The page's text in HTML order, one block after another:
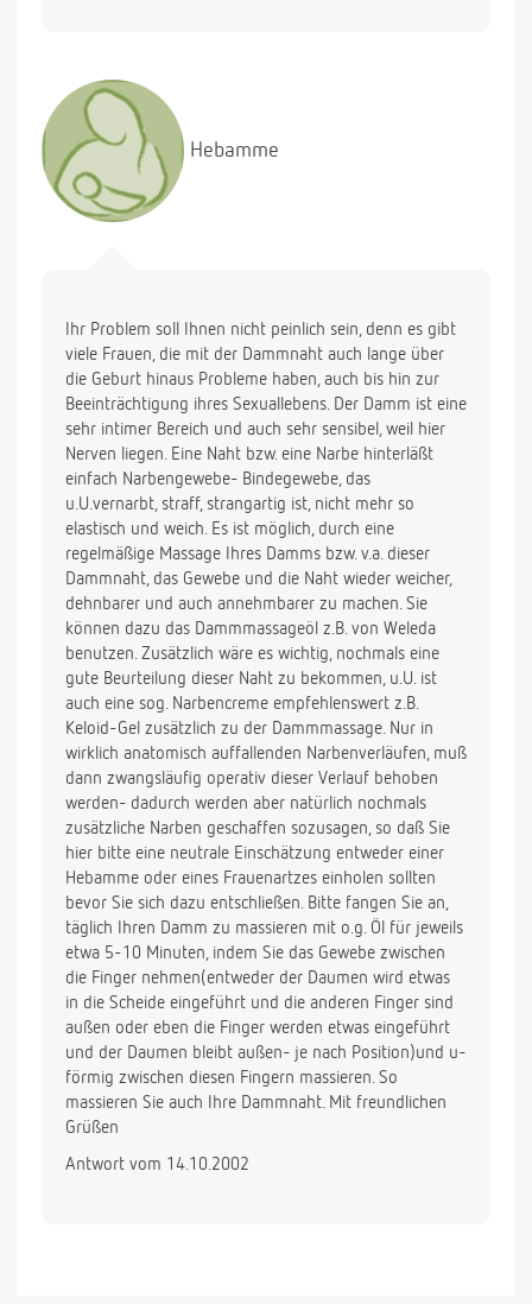
Hebamme
Ihr Problem soll Ihnen nicht peinlich sein, denn es gibt
viele Frauen, die mit der Dammnaht auch lange über
die Geburt hinaus Probleme haben, auch bis hin zur
Beeinträchtigung ihres Sexuallebens. Der Damm ist eine
sehr intimer Bereich und auch sehr sensibel, weil hier
Nerven liegen. Eine Naht bzw. eine Narbe hinterläßt
einfach Narbengewebe- Bindegewebe, das
u.U.vernarbt, straff, strangartig ist, nicht mehr so
elastisch und weich. Es ist möglich, durch eine
regelmäßige Massage Ihres Damms bzw. v.a. dieser
Dammnaht, das Gewebe und die Naht wieder weicher,
dehnbarer und auch annehmbarer zu machen. Sie
können dazu das Dammmassageöl z.B. von Weleda
benutzen. Zusätzlich wäre es wichtig, nochmals eine
gute Beurteilung dieser Naht zu bekommen, u.U. ist
auch eine sog. Narbencreme empfehlenswert z.B.
Keloid-Gel zusätzlich zu der Dammmassage. Nur in
wirklich anatomisch auffallenden Narbenverläufen, muß
dann zwangsläufig operativ dieser Verlauf behoben
werden- dadurch werden aber natürlich nochmals
zusätzliche Narben geschaffen sozusagen, so daß Sie
hier bitte eine neutrale Einschätzung entweder einer
Hebamme oder eines Frauenartzes einholen sollten
bevor Sie sich dazu entschließen. Bitte fangen Sie an,
täglich Ihren Damm zu massieren mit o.g. Öl für jeweils
etwa 5-10 Minuten, indem Sie das Gewebe zwischen
die Finger nehmen(entweder der Daumen wird etwas
in die Scheide eingeführt und die anderen Finger sind
außen oder eben die Finger werden etwas eingeführt
und der Daumen bleibt außen- je nach Position)und u-
förmig zwischen diesen Fingern massieren. So
massieren Sie auch Ihre Dammnaht. Mit freundlichen
Grüßen
Antwort vom 14.10.2002